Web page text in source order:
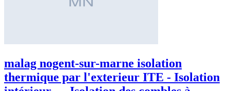
malag nogent-sur-marne isolation
thermique par l'exterieur ITE - Isolation